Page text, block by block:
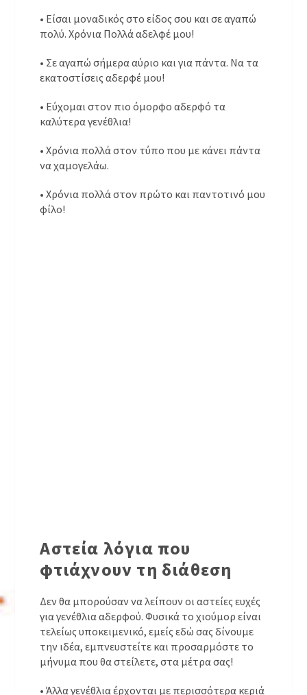
• Είσαι μοναδικός στο είδος σου και σε αγαπώ
πολύ. Χρόνια Πολλά αδελφέ μου!
• Σε αγαπώ σήμερα αύριο και για πάντα. Να τα
εκατοστίσεις αδερφέ μου!
• Εύχομαι στον πιο όμορφο αδερφό τα
καλύτερα γενέθλια!
• Χρόνια πολλά στον τύπο που με κάνει πάντα
να χαμογελάω.
• Χρόνια πολλά στον πρώτο και παντοτινό μου
φίλο!
Αστεία λόγια που
φτιάχνουν τη διάθεση
Δεν θα μπορούσαν να λείπουν οι αστείες ευχές
για γενέθλια αδερφού. Φυσικά το χιούμορ είναι
τελείως υποκειμενικό, εμείς εδώ σας δίνουμε
την ιδέα, εμπνευστείτε και προσαρμόστε το
μήνυμα που θα στείλετε, στα μέτρα σας!
• Άλλα γενέθλια έρχονται με περισσότερα κεριά